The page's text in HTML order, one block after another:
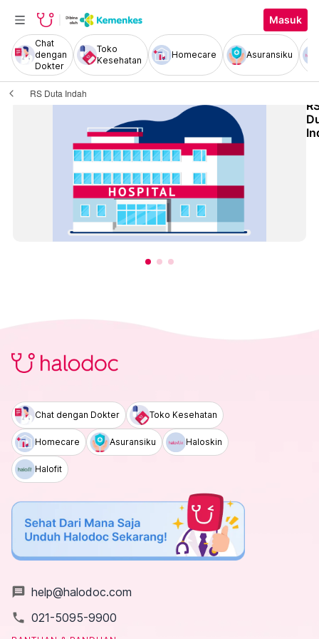
Masuk
Chat
dengan
Dokter
Toko
Kesehatan
Homecare Asuransiku
RS Duta Indah
Chat dengan Dokter Toko Kesehatan
Homecare Asuransiku Haloskin
Halofit
message help@halodoc.com
local_phone 021-5095-9900